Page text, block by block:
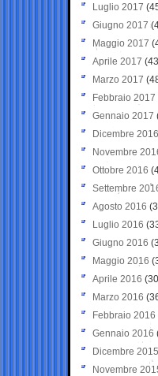
Luglio 2017
Giugno 2017
Maggio 2017
Aprile 2017
Marzo 2017
Febbraio 2017
Gennaio 2017
Dicembre 2016
Novembre
Ottobre 2016
Settembre
Agosto 2016
Luglio 2016
Giugno 2016
Maggio 2016
Aprile 2016
Marzo 2016
Febbraio 2016
Gennaio 2016
Dicembre 2015
Novembre